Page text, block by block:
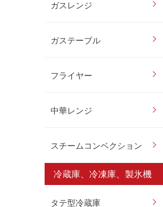
ガスレンジ
ガステーブル
フライヤー
中華レンジ
スチームコンベクション
冷蔵庫、冷凍庫、製氷機
タテ型冷蔵庫